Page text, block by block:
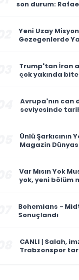
son durum:
Yeni Uzay
Gezegenlerde
Trump'tan İran
çok yakında
Avrupa'nın can
seviyesinde
Ünlü Şarkıcının
Magazin
Var Mısın Yok
yok, yeni bölüm
Bohemians -
Sonuçlandı
CANLI | Salah,
Trabzonspor